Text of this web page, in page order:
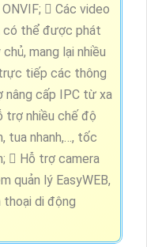
 Các video
có thể được phát
mang lại nhiều
tiếp các thông
nâng cấp IPC từ xa
trợ nhiều chế độ
tua nhanh,…, tốc
 Hỗ trợ camera
quản lý EasyWEB,
thoại di động